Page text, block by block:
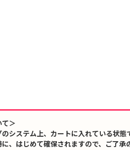
て＞
システム上、カートに入れている状態
、はじめて確保されますので、ご了承